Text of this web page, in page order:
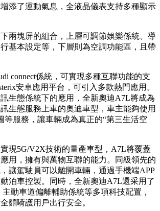
添了運動氣息，全液晶儀表支持多種顯示
兩塊屏的組合，上層可調節娛樂係統、導
基本設定等，下層則為空調功能區，且帶
connect係統，可實現多種互聯功能的支
安卓應用平台，可引入多款熱門應用。
生態係統下的應用，全新奧迪A7L將成為
生態服務上車的奧迪車型，車主能夠使用
等服務，讓車輛成為真正的“第三生活空
現5G/V2X技術的量產車型，A7L將覆蓋
用，擁有與萬物互聯的能力。同級領先的
讓駕駛員可以離開車輛，通過手機端APP
泊車控製。同時，全新奧迪A7L還采用了
動車道偏離輔助係統等多項科技配置，
麵嗬護用戶出行安全。